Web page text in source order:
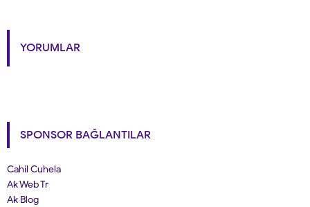
YORUMLAR
SPONSOR BAĞLANTILAR
Cahil Cuhela
Ak Web Tr
Ak Blog